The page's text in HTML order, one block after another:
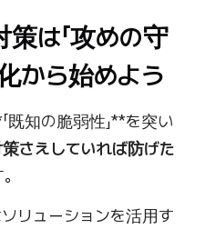
は「攻めの守
から始めよう
既知の脆弱性」**を突い
さえしていれば防げた
リューションを活用す